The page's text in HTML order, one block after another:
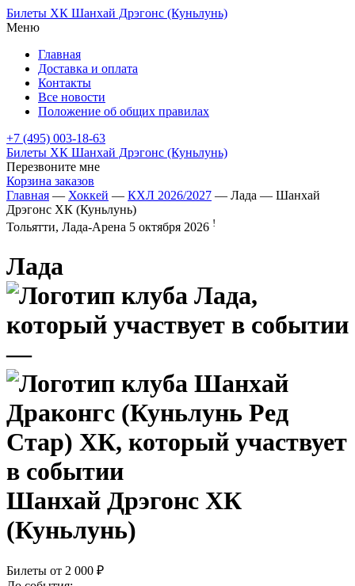
Билеты ХК Шанхай Дрэгонс (Куньлунь)
Меню
Главная
Доставка и оплата
Контакты
Все новости
Положение об общих правилах
+7 (495) 003-18-63
Билеты ХК Шанхай Дрэгонс (Куньлунь)
Перезвоните мне
Корзина заказов
Главная — Хоккей — КХЛ 2026/2027 — Лада — Шанхай
Дрэгонс ХК (Куньлунь)
Тольятти, Лада-Арена 5 октября 2026 !
Лада
—
Шанхай Дрэгонс ХК
(Куньлунь)
Билеты от 2 000 ₽